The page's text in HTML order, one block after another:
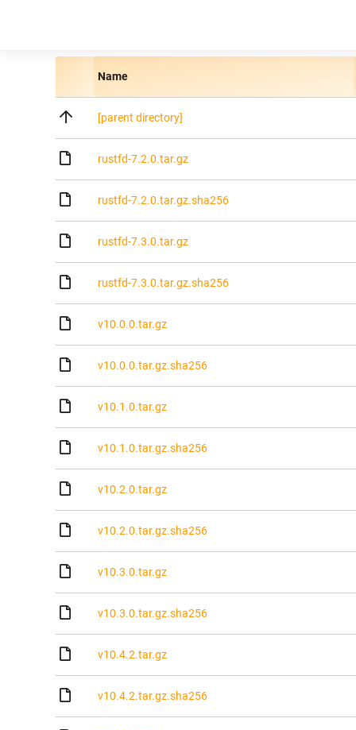
Name
[parent directory]
rustfd-7.2.0.tar.gz
rustfd-7.2.0.tar.gz.sha256
rustfd-7.3.0.tar.gz
rustfd-7.3.0.tar.gz.sha256
v10.0.0.tar.gz
v10.0.0.tar.gz.sha256
v10.1.0.tar.gz
v10.1.0.tar.gz.sha256
v10.2.0.tar.gz
v10.2.0.tar.gz.sha256
v10.3.0.tar.gz
v10.3.0.tar.gz.sha256
v10.4.2.tar.gz
v10.4.2.tar.gz.sha256